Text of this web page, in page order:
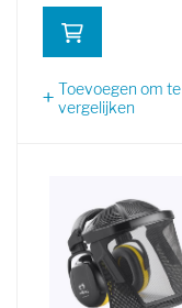
Toevoegen om te
vergelijken